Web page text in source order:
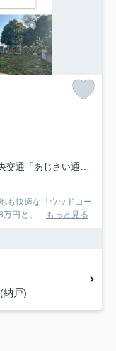
さい通り中央」バス停下車 徒歩4分
も快適な「ウッドコー
万円と、... もっと見る
納戸)